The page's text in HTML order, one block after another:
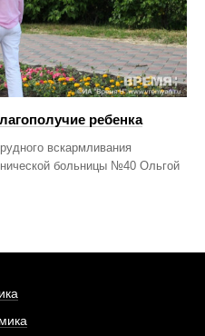
ребенка
вскармливания
больницы №40 Ольгой